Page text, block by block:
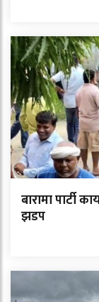
बारामा पार्टी
झडप